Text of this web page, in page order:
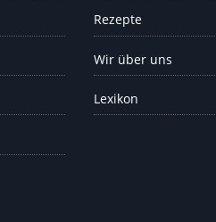
Rezepte
Wir über uns
Lexikon